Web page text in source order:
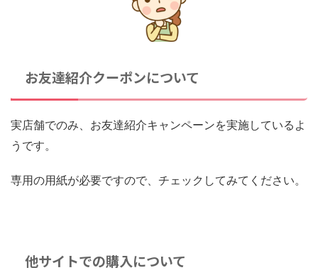
お友達紹介クーポンについて
実店舗でのみ、お友達紹介キャンペーンを実施しているよ
うです。
専用の用紙が必要ですので、チェックしてみてください。
他サイトでの購入について